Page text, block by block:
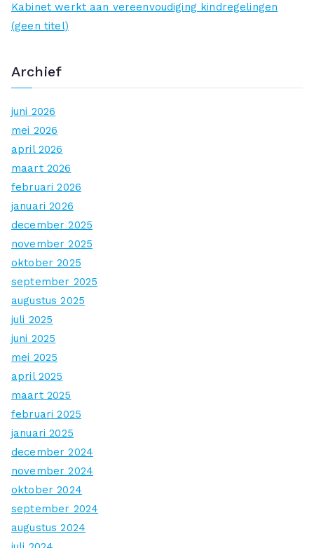
Kabinet werkt aan vereenvoudiging kindregelingen
(geen titel)
Archief
juni 2026
mei 2026
april 2026
maart 2026
februari 2026
januari 2026
december 2025
november 2025
oktober 2025
september 2025
augustus 2025
juli 2025
juni 2025
mei 2025
april 2025
maart 2025
februari 2025
januari 2025
december 2024
november 2024
oktober 2024
september 2024
augustus 2024